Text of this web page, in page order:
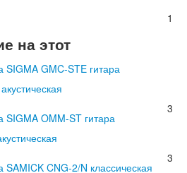
1
на этот
3
3